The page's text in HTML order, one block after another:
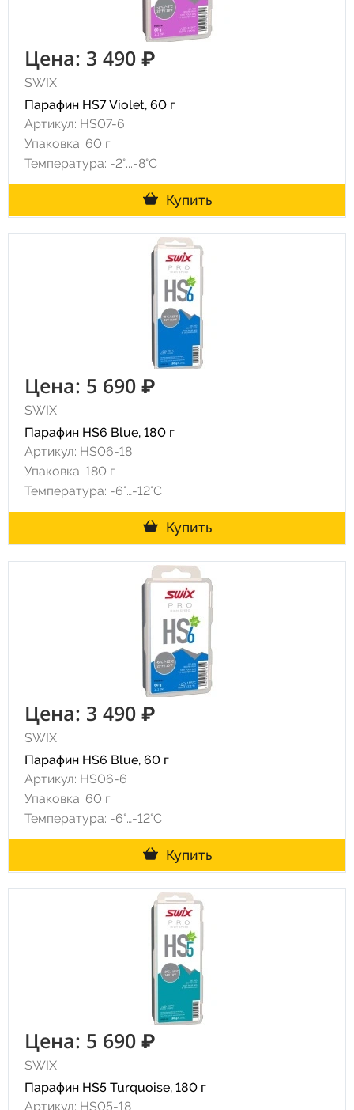
Цена: 3 490 ₽
SWIX
Парафин HS7 Violet, 60 г
Артикул: HS07-6
Упаковка: 60 г
Температура: -2°...-8°С
Купить
Цена: 5 690 ₽
SWIX
Парафин HS6 Blue, 180 г
Артикул: HS06-18
Упаковка: 180 г
Температура: -6°…-12°C
Купить
Цена: 3 490 ₽
SWIX
Парафин HS6 Blue, 60 г
Артикул: HS06-6
Упаковка: 60 г
Температура: -6°…-12°C
Купить
Цена: 5 690 ₽
SWIX
Парафин HS5 Turquoise, 180 г
Артикул: HS05-18